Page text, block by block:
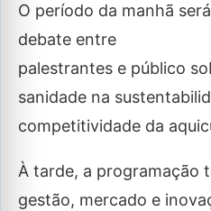
O período da manhã
debate entre
palestrantes e público
sanidade na
competitividade da
À tarde, a programação
gestão, mercado e